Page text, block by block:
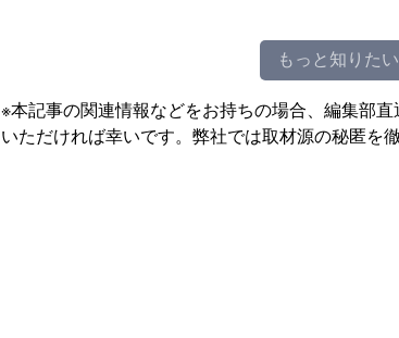
もっと知りたい
※本記事の関連情報などをお持ちの場合、編集部
いただければ幸いです。弊社では取材源の秘匿を